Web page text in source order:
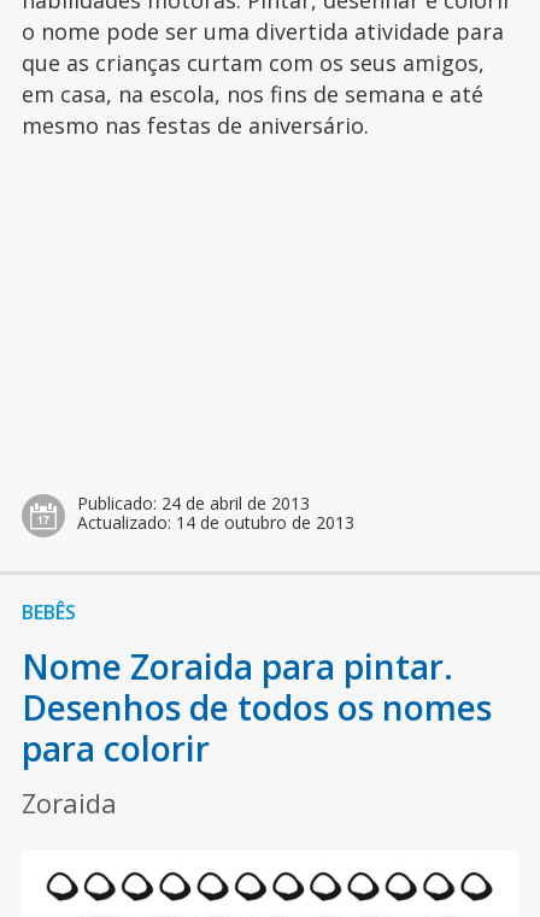
o nome pode ser uma divertida atividade para
que as crianças curtam com os seus amigos,
em casa, na escola, nos fins de semana e até
mesmo nas festas de aniversário.
Publicado: 24 de abril de 2013
Actualizado: 14 de outubro de 2013
BEBÊS
Nome Zoraida para pintar.
Desenhos de todos os nomes
para colorir
Zoraida